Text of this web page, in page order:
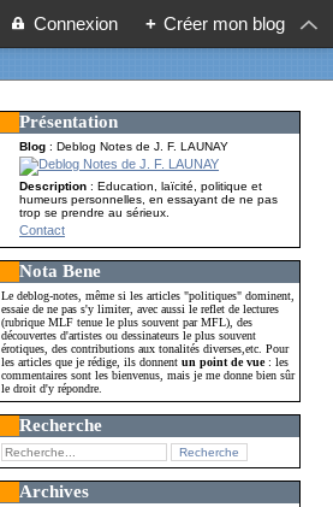
Connexion + Créer mon blog
Présentation
Blog : Deblog Notes de J. F. LAUNAY
Description: Education, laïcité, politique et
humeurs personnelles, en essayant de ne pas
trop se prendre au sérieux.
Contact
Nota Bene
Le deblog-notes, même si les articles "politiques" dominent,
essaie de ne pas s'y limiter, avec aussi le reflet de lectures
(rubrique MLF tenue le plus souvent par MFL), des
découvertes d'artistes ou dessinateurs le plus souvent
érotiques, des contributions aux tonalités diverses,etc. Pour
les articles que je rédige, ils donnentun point de vue: les
commentaires sont les bienvenus, mais je me donne bien sûr
le droit d'y répondre.
Recherche
Archives